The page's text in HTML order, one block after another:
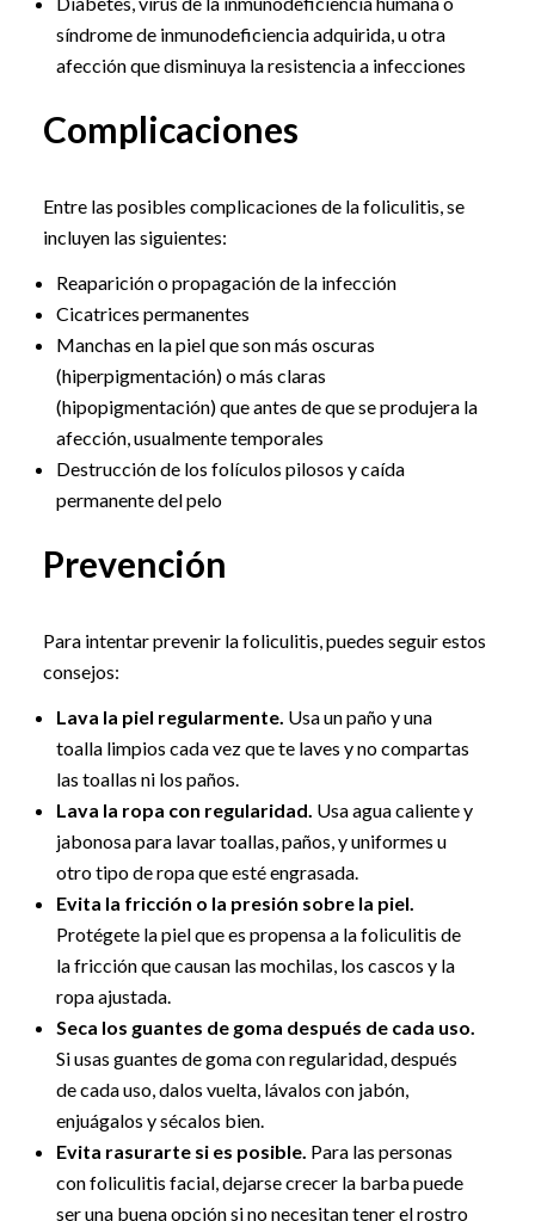
síndrome de inmunodeficiencia adquirida, u otra
afección que disminuya la resistencia a infecciones
Complicaciones
Entre las posibles complicaciones de la foliculitis, se
incluyen las siguientes:
Reaparición o propagación de la infección
Cicatrices permanentes
Manchas en la piel que son más oscuras
(hiperpigmentación) o más claras
(hipopigmentación) que antes de que se produjera la
afección, usualmente temporales
Destrucción de los folículos pilosos y caída
permanente del pelo
Prevención
Para intentar prevenir la foliculitis, puedes seguir estos
consejos:
Lava la piel regularmente. Usa un paño y una
toalla limpios cada vez que te laves y no compartas
las toallas ni los paños.
Lava la ropa con regularidad. Usa agua caliente y
jabonosa para lavar toallas, paños, y uniformes u
otro tipo de ropa que esté engrasada.
Evita la fricción o la presión sobre la piel.
Protégete la piel que es propensa a la foliculitis de
la fricción que causan las mochilas, los cascos y la
ropa ajustada.
Seca los guantes de goma después de cada uso.
Si usas guantes de goma con regularidad, después
de cada uso, dalos vuelta, lávalos con jabón,
enjuágalos y sécalos bien.
Evita rasurarte si es posible. Para las personas
con foliculitis facial, dejarse crecer la barba puede
ser una buena opción si no necesitan tener el rostro